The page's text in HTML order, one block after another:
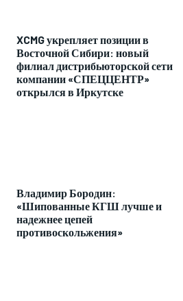
XCMG укрепляет позиции в
Восточной Сибири: новый
филиал дистрибьюторской сети
компании «СПЕЦЦЕНТР»
открылся в Иркутске
Владимир Бородин:
«Шипованные КГШ лучше и
надежнее цепей
противоскольжения»